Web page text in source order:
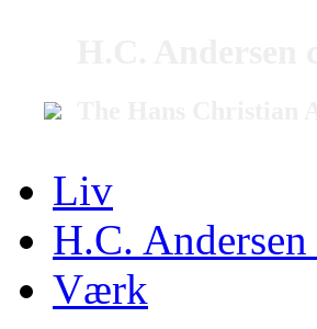
Liv
H.C.
Værk